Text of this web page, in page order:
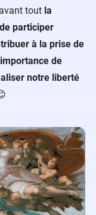
tout la
de participer
à la prise de
de
notre liberté